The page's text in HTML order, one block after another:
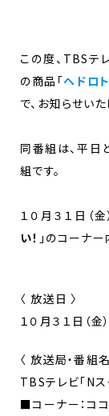
この度、TBSテ
の商品「ヘドロ
で、お知らせいた
同番組は、平日
組です。
１０月３１日（
い！ 」のコーナ
〈 放送日 〉
１０月３１日（金）
〈 放送局・番組名
TBSテレビ「Nス
■コーナー：ココ